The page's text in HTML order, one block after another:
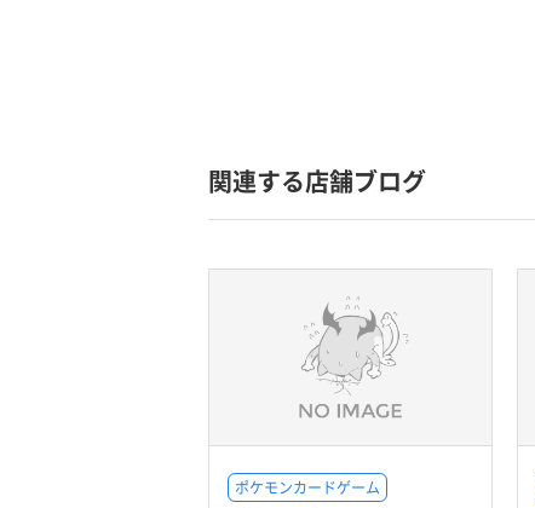
関連する店舗ブログ
ポケモンカードゲーム